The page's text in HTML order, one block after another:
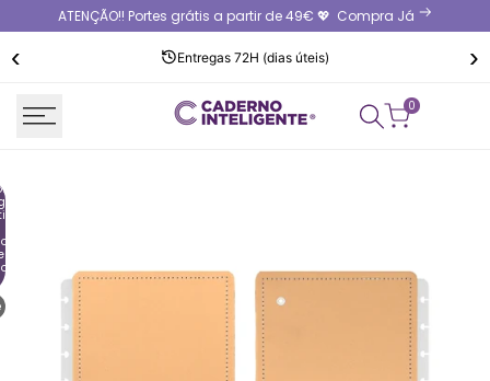
para
ATENÇÃO!! Portes grátis a partir de 49€ 💖 Compra Já
‹ Entregas 72H (dias úteis) ›
0
{{